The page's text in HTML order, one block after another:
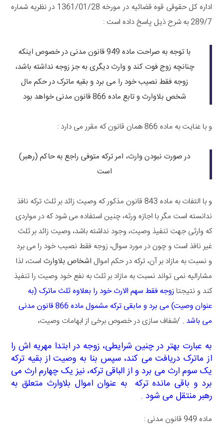
اداره کل حقوقی قوه قضائیه در مورخه 1361/01/28 در نظریه شماره
289/7 به شرح ذیل پاسخ داده است :
با توجه به صراحت ماده 949 قانون مدنی در خصوص اینکه
چنانچه زوج فوت کند و وارث دیگری به جز زوجه نداشته باشد،
زوجه فقط نصیب خود را می برد و بقیه ماترک در حکم مال
شخص بلاوارث و تابع ماده 866 قانون مدنی خواهد بود
و با عنایت به ماده 866 همان قانون که مقرر می دارد :
در صورت نبودن وارث، امر ترکه متوفی راجع به حاکم (رهبر)
است
و با التفات به ماده 843 قانون مذکور که وصیت زائد بر ثلث ترکه نافذ
ندانسته است مگر با اجازه ورثه، چنین استفاده می شود که در مواردی
که وارثی جهت تنفیذ وصیت، وجود نداشته باشد، وصیت زائد بر ثلث
غیر نافذ است و چون در مورد سوال، زوجه فقط نصیب خود را می برد
و نسبت به مازاد بر آن، ترکه در حکم اموال اشخاص بلاوارث است، لذا
مشارالیه نمی تواند نسبت به مازاد بر ثلث به نفع خود وصیت را تنفیذ
کند و نتیجتا زوجه فقط سهم الارث خود را بعلاوه ثلث ماترک (به
عنوان وصیت) می برد و مابقی ترکه مشمول ماده 866 قانون مدنی
می باشد . /شفاف سازی در خصوص برخی از ابهامات وصیت،
به عبارت بهتر در چنین شرایطی، زوجه در ابتدا مهریه اش را
از ماترک دریافت می کند، سپس بنا به وصیت از بقیه ترکه
یک سوم ارث می برد و از الباقی ترکه، نیز یک چهارم ارث می
برد و باقی مانده ترکه به عنوان اموال بلاوارث متعلق به
رهبر منتقل می شود .
ماده 949 قانون مدنی :